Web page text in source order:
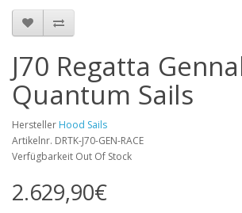
J70 Regatta
Quantum Sails
Hersteller Hood Sails
Artikelnr. DRTK-J70-GEN-RACE
Verfügbarkeit Out Of Stock
2.629,90€